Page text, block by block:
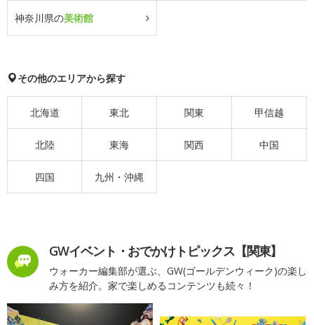
神奈川県の美術館
その他のエリアから探す
北海道 東北 関東 甲信越
北陸 東海 関西 中国
四国 九州・沖縄
GWイベント・おでかけトピックス【関東】
ウォーカー編集部が選ぶ、GW(ゴールデンウィーク)の楽し
み方を紹介。家で楽しめるコンテンツも続々！